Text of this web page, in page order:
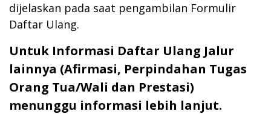
dijelaskan pada saat pengambilan Formulir
Daftar Ulang.
Untuk Informasi Daftar Ulang Jalur
lainnya (Afirmasi, Perpindahan Tugas
Orang Tua/Wali dan Prestasi)
menunggu informasi lebih lanjut.